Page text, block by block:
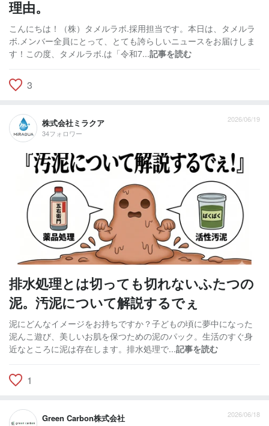
理由。
こんにちは！（株）タメルラボ.採用担当です。本日は、タメルラ
ボ.メンバー全員にとって、とても誇らしいニュースをお届けしま
す！この度、タメルラボ.は「令和7...記事を読む
3
株式会社ミラクア
34フォロワー
2026/06/19
排水処理とは切っても切れないふたつの
泥。汚泥について解説するでぇ
泥にどんなイメージをお持ちですか？子どもの頃に夢中になった
泥んこ遊び、美しいお肌を保つための泥のパック。生活のすぐ身
近なところに泥は存在します。排水処理で...記事を読む
1
Green Carbon株式会社 2026/06/18